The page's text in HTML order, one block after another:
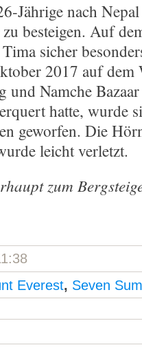
Jährige nach
besteigen. Auf
sicher
2017 auf
und Namche
hatte, wurde
geworfen. Die
leicht verletzt.
zum
Everest, Seven